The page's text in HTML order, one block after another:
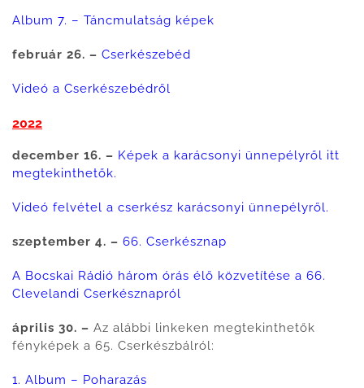
Album 7. – Táncmulatság képek
február 26. – Cserkészebéd
Videó a Cserkészebédről
2022
december 16. – Képek a karácsonyi ünnepélyről itt
megtekinthetők.
Videó felvétel a cserkész karácsonyi ünnepélyről.
szeptember 4. – 66. Cserkésznap
A Bocskai Rádió három órás élő közvetítése a 66.
Clevelandi Cserkésznapról
április 30. – Az alábbi linkeken megtekinthetők
fényképek a 65. Cserkészbálról:
1. Album – Poharazás